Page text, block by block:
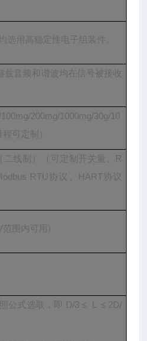
选用高稳定性电子组装件。
兹音频和谐波均在信号被接收
200mg/1000mg/30g/10
可定制）
二线制）（可定制开关量、R
RTU协议、HART协议
范围内可用)
公式选取，即 D/3 ≤ L ≤ 2D/